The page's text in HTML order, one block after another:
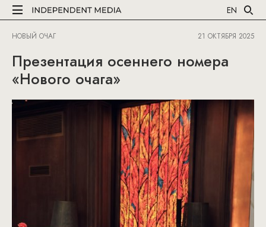
EN
НОВЫЙ ОЧАГ 21 ОКТЯБРЯ 2025
Презентация осеннего номера
«Нового очага»